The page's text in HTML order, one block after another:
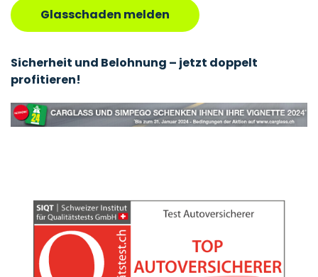
Glasschaden melden
Sicherheit und Belohnung – jetzt doppelt
profitieren!